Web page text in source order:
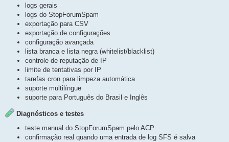
logs gerais
logs do StopForumSpam
exportação para CSV
exportação de configurações
configuração avançada
lista branca e lista negra (whitelist/blacklist)
controle de reputação de IP
limite de tentativas por IP
tarefas cron para limpeza automática
suporte multilíngue
suporte para Português do Brasil e Inglês
Diagnósticos e testes
teste manual do StopForumSpam pelo ACP
confirmação real quando uma entrada de log SFS é salva